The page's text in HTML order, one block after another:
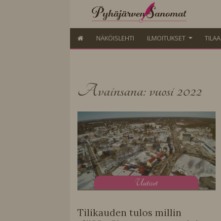
NÄKÖISLEHTI ILMOITUKSET
Avainsana: vuosi 2022
Uutiset
Tilikauden tulos millin